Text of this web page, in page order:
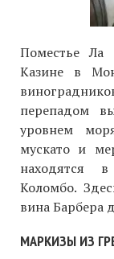
Поместье Ла
Казине в
перепадом
уровнем
мускато и
находятся
Коломбо.
вина Барбера
МАРКИЗЫ ИЗ